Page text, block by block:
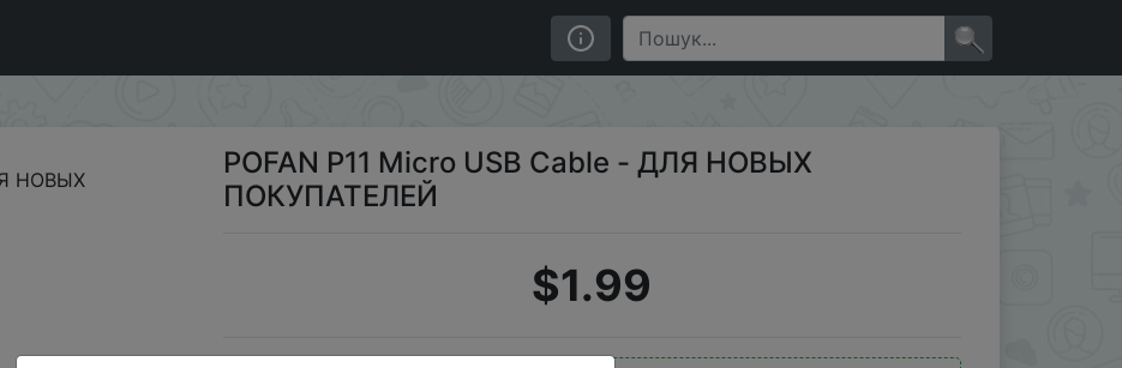
P11 Micro USB Cable - ДЛЯ НОВЫХ ПОКУПАТЕЛЕЙ
POFAN P11 Micro USB Cable - ДЛЯ НОВЫХ
ПОКУПАТЕЛЕЙ
$1.99